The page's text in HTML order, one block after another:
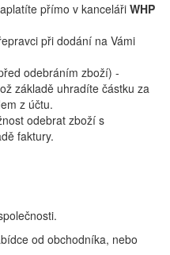
přímo v kanceláři WHP
při dodání na Vámi
odebráním zboží) -
základě uhradíte částku za
z účtu.
odebrat zboží s
faktury.
od obchodníka, nebo